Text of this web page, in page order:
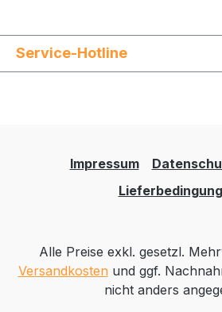
Service-Hotline
Impressum
Alle Preise exkl. gesetzl.
Versandkosten und ggf.
nicht anders